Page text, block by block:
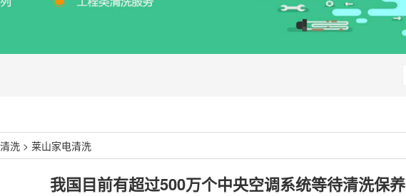
洗 > 莱山家电清洗
我国目前有超过500万个中央空调系统等待清洗保养